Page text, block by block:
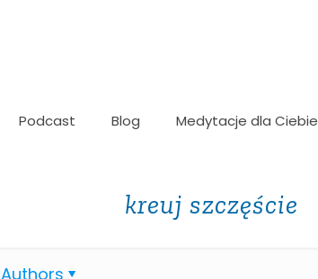
Podcast Blog Medytacje dla Ciebie
kreuj szczęście
Authors